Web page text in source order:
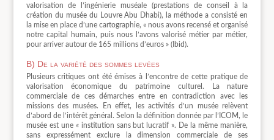
valorisation de l’ingénierie muséale (prestations de conseil à la
création du musée du Louvre Abu Dhabi), la méthode a consisté en
la mise en place d’une cartographie, « nous avons recensé et organisé
notre capital humain, puis nous l’avons valorisé métier par métier,
pour arriver autour de 165 millions d’euros » (Ibid).
B) De la variété des sommes levées
Plusieurs critiques ont été émises à l’encontre de cette pratique de
valorisation économique du patrimoine culturel. La nature
commerciale de ces démarches entre en contradiction avec les
missions des musées. En effet, les activités d’un musée relèvent
d’abord de l’intérêt général. Selon la définition donnée par l’ICOM, le
musée est une « institution sans but lucratif ». De la même manière,
sans expressément exclure la dimension commerciale de ses